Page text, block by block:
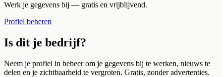
Werk je gegevens bij — gratis en vrijblijvend.
Profiel beheren
Is dit je bedrijf?
Neem je profiel in beheer om je gegevens bij te werken, nieuws te
delen en je zichtbaarheid te vergroten. Gratis, zonder advertenties.